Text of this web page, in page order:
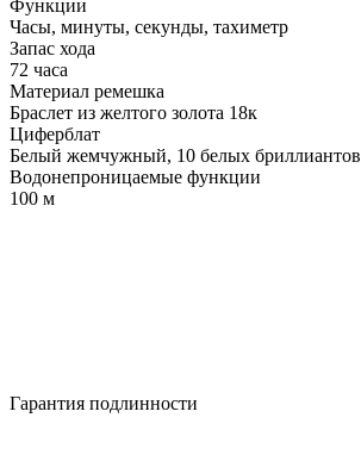
Функции
Часы, минуты, секунды, тахиметр
Запас хода
72 часа
Материал ремешка
Браслет из желтого золота 18к
Циферблат
Белый жемчужный, 10 белых бриллиантов
Водонепроницаемые функции
100 м
Гарантия подлинности